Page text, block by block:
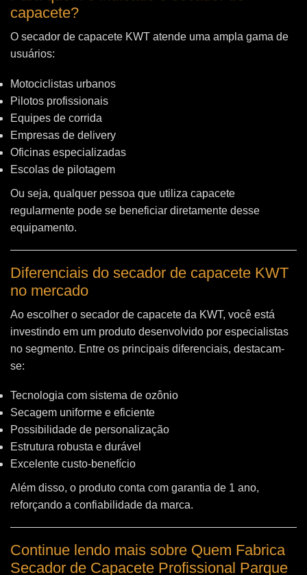
capacete?
O secador de capacete KWT atende uma ampla gama de
usuários:
Motociclistas urbanos
Pilotos profissionais
Equipes de corrida
Empresas de delivery
Oficinas especializadas
Escolas de pilotagem
Ou seja, qualquer pessoa que utiliza capacete
regularmente pode se beneficiar diretamente desse
equipamento.
Diferenciais do secador de capacete KWT
no mercado
Ao escolher o secador de capacete da KWT, você está
investindo em um produto desenvolvido por especialistas
no segmento. Entre os principais diferenciais, destacam-
se:
Tecnologia com sistema de ozônio
Secagem uniforme e eficiente
Possibilidade de personalização
Estrutura robusta e durável
Excelente custo-benefício
Além disso, o produto conta com garantia de 1 ano,
reforçando a confiabilidade da marca.
Continue lendo mais sobre Quem Fabrica
Secador de Capacete Profissional Parque